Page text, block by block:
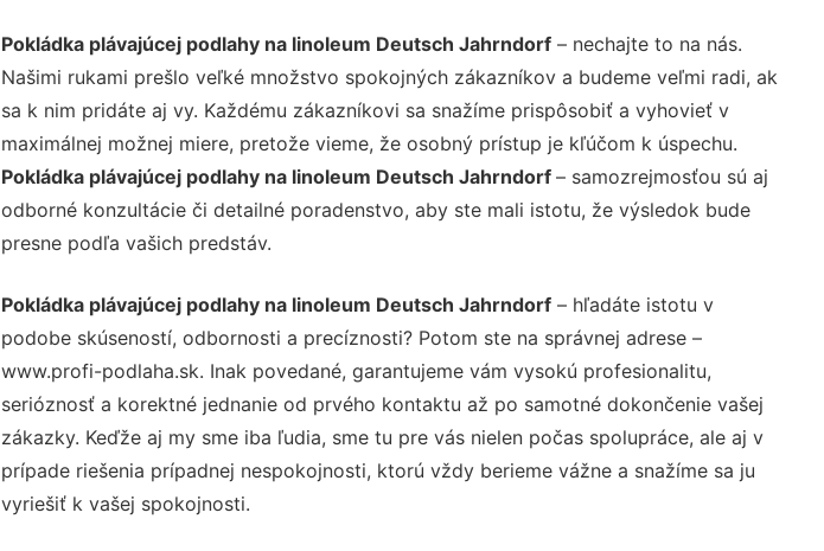
Pokládka plávajúcej podlahy na linoleum Deutsch Jahrndorf– nechajte to na nás.
Našimi rukami prešlo veľké množstvo spokojných zákazníkov a budeme veľmi radi, ak
sa k nim pridáte aj vy. Každému zákazníkovi sa snažíme prispôsobiť a vyhovieť v
maximálnej možnej miere, pretože vieme, že osobný prístup je kľúčom k úspechu.
Pokládka plávajúcej podlahy na linoleum Deutsch Jahrndorf – samozrejmosťou sú aj
odborné konzultácie či detailné poradenstvo, aby ste mali istotu, že výsledok bude
presne podľa vašich predstáv.
Pokládka plávajúcej podlahy na linoleum Deutsch Jahrndorf– hľadáte istotu v
podobe skúseností, odbornosti a precíznosti? Potom ste na správnej adrese –
www.profi-podlaha.sk. Inak povedané, garantujeme vám vysokú profesionalitu,
serióznosť a korektné jednanie od prvého kontaktu až po samotné dokončenie vašej
zákazky. Keďže aj my sme iba ľudia, sme tu pre vás nielen počas spolupráce, ale aj v
prípade riešenia prípadnej nespokojnosti, ktorú vždy berieme vážne a snažíme sa ju
vyriešiť k vašej spokojnosti.